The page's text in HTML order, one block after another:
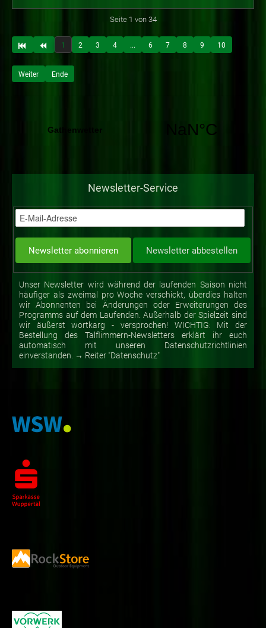
Seite 1 von 34
1 2 3 4 ... 6 7 8 9 10
Weiter Ende
Newsletter-Service
Unser Newsletter wird während der laufenden Saison nicht
häufiger als zweimal pro Woche verschickt, überdies halten
wir Abonnenten bei Änderungen oder Erweiterungen des
Programms auf dem Laufenden. Außerhalb der Spielzeit sind
wir äußerst wortkarg - versprochen! WICHTIG: Mit der
Bestellung des Talflimmern-Newsletters erklärt ihr euch
automatisch mit unseren Datenschutzrichtlinien
einverstanden. → Reiter "Datenschutz"